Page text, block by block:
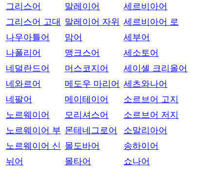
그리스어
그리스어 고대
나우아틀어
나폴리어
네덜란드어
네와르어
네팔어
노르웨이어
노르웨이어 부
노르웨이어 신
뉘어
말레이어
말레이어 자위
맘어
맹크스어
머스코지어
메도우 마리어
메이테이어
모리셔스어
몬테네그로어
몰도바어
몰타어
세르비아어
세르비아어 로
세부어
세소토어
세이셸 크리올어
세츠와나어
소르브어 고지
소르브어 저지
소말리아어
송하이어
쇼나어